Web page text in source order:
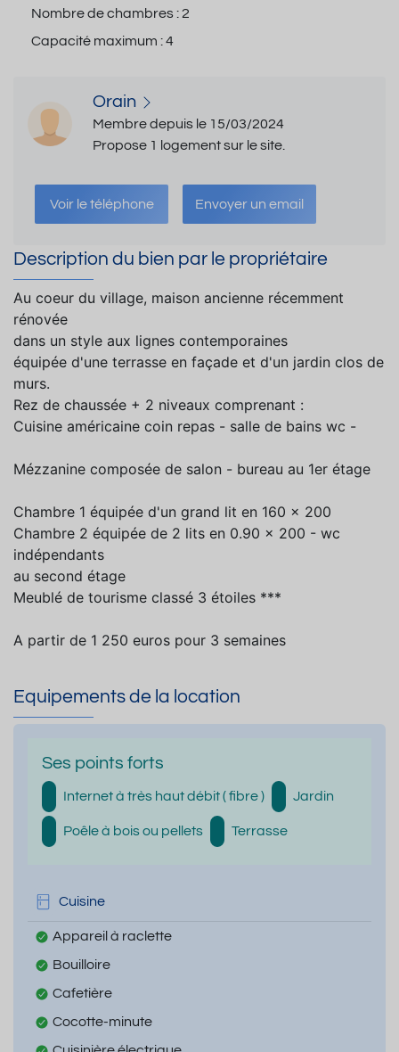
Nombre de chambres :2
Capacité maximum :4
Orain
Membre depuis le 15/03/2024
Propose 1 logement sur le site.
Voir le téléphone Envoyer un email
Description du bien par le propriétaire
Au coeur du village, maison ancienne récemment
rénovée
dans un style aux lignes contemporaines
équipée d'une terrasse en façade et d'un jardin clos de
murs.
Rez de chaussée + 2 niveaux comprenant :
Cuisine américaine coin repas - salle de bains wc -
Mézzanine composée de salon - bureau au 1er étage
Chambre 1 équipée d'un grand lit en 160 x 200
Chambre 2 équipée de 2 lits en 0.90 x 200 - wc
indépendants
au second étage
Meublé de tourisme classé 3 étoiles ***
A partir de 1 250 euros pour 3 semaines
Equipements de la location
Ses points forts
Internet à très haut débit ( fibre ) Jardin
Poêle à bois ou pellets Terrasse
Cuisine
Appareil à raclette
Bouilloire
Cafetière
Cocotte-minute